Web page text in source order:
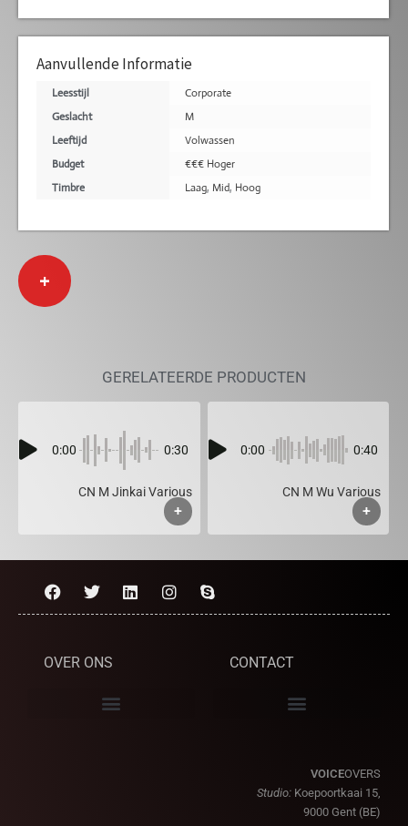
Aanvullende Informatie
Leesstijl
Corporate
Geslacht
M
Leeftijd
Volwassen
Budget
€€€ Hoger
Timbre
Laag, Mid, Hoog
+
GERELATEERDE PRODUCTEN
0:00 0:30
CN M Jinkai Various
+
0:00 0:40
CN M Wu Various
+
OVER ONS CONTACT
VOICEOVERS
Studio: Koepoortkaai 15,
9000 Gent (BE)